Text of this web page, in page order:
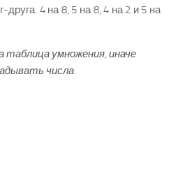
4 на 8, 5 на 8, 4 на 2 и 5 на
умножения, иначе
числа.